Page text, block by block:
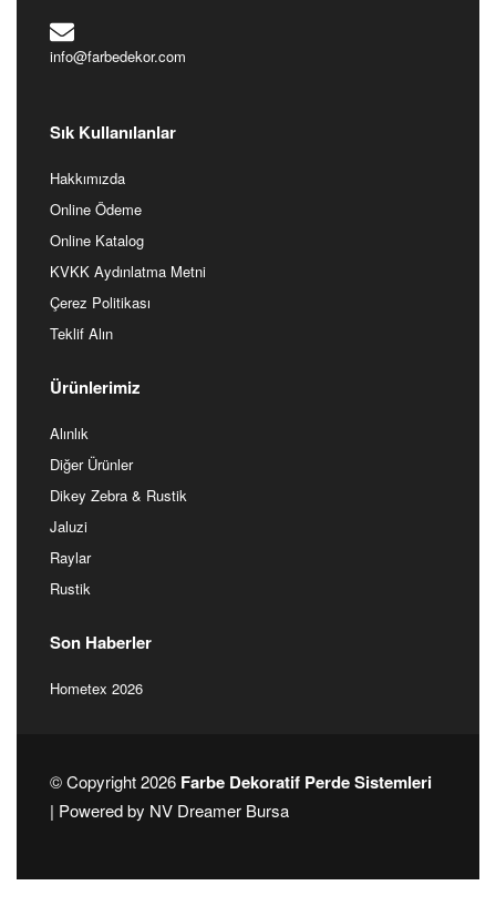
info@farbedekor.com
Sık Kullanılanlar
Hakkımızda
Online Ödeme
Online Katalog
KVKK Aydınlatma Metni
Çerez Politikası
Teklif Alın
Ürünlerimiz
Alınlık
Diğer Ürünler
Dikey Zebra & Rustik
Jaluzi
Raylar
Rustik
Son Haberler
Hometex 2026
© Copyright 2026 Farbe Dekoratif Perde Sistemleri
| Powered by NV Dreamer Bursa